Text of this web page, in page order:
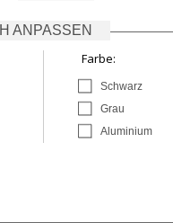
ANPASSEN
Farbe:
Schwarz
Grau
Aluminium